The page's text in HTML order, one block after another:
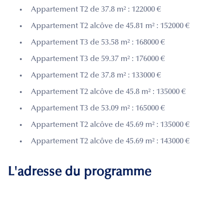
Appartement T2 de 37.8 m² : 122000 €
Appartement T2 alcôve de 45.81 m² : 152000 €
Appartement T3 de 53.58 m² : 168000 €
Appartement T3 de 59.37 m² : 176000 €
Appartement T2 de 37.8 m² : 133000 €
Appartement T2 alcôve de 45.8 m² : 135000 €
Appartement T3 de 53.09 m² : 165000 €
Appartement T2 alcôve de 45.69 m² : 135000 €
Appartement T2 alcôve de 45.69 m² : 143000 €
L'adresse du programme